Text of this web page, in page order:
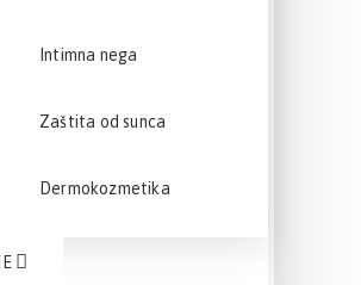
Intimna nega
Zaštita od sunca
Dermokozmetika